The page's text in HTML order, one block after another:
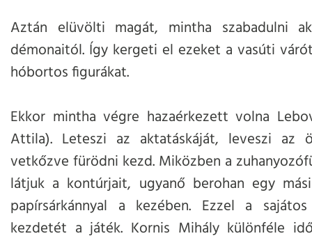
Aztán elüvölti magát, mintha szabadulni
démonaitól. Így kergeti el ezeket a vasúti
hóbortos figurákat.
Ekkor mintha végre hazaérkezett volna
Attila). Leteszi az aktatáskáját, leveszi az
vetkőzve fürödni kezd. Miközben a
látjuk a kontúrjait, ugyanő berohan egy
papírsárkánnyal a kezében. Ezzel a
kezdetét a játék. Kornis Mihály különféle